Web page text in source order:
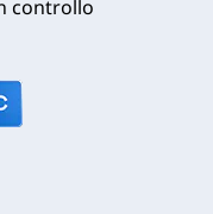
controllo